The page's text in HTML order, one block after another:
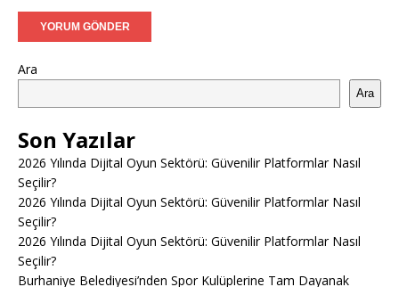
Ara
Ara
Son Yazılar
2026 Yılında Dijital Oyun Sektörü: Güvenilir Platformlar Nasıl
Seçilir?
2026 Yılında Dijital Oyun Sektörü: Güvenilir Platformlar Nasıl
Seçilir?
2026 Yılında Dijital Oyun Sektörü: Güvenilir Platformlar Nasıl
Seçilir?
Burhaniye Belediyesi’nden Spor Kulüplerine Tam Dayanak